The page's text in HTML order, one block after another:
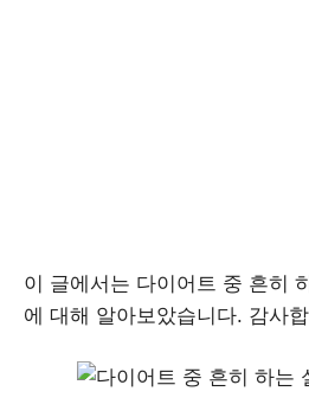
이 글에서는 다이어트 중 흔히
에 대해 알아보았습니다. 감사